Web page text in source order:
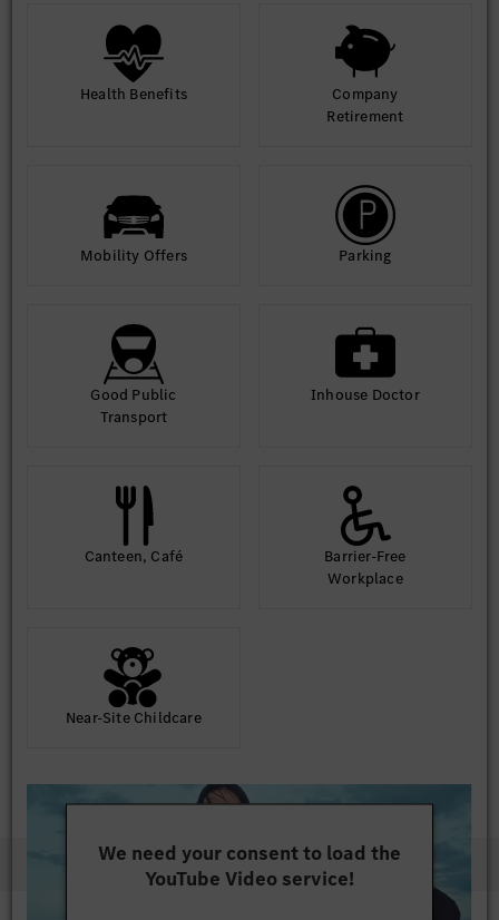
Health Benefits
Company
Retirement
Mobility Offers Parking
Good Public
Transport
Inhouse Doctor
Canteen, Café
Barrier-Free
Workplace
Near-Site Childcare
We need your consent to load the
YouTube Video service!